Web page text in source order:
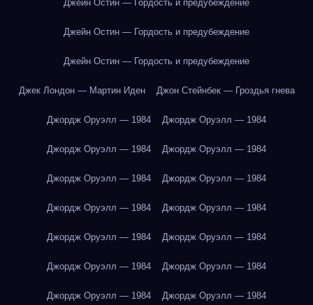
Джейн Остин — Гордость и предубеждение
Джейн Остин — Гордость и предубеждение
Джейн Остин — Гордость и предубеждение
Джек Лондон — Мартин Иден Джон Стейнбек — Гроздья гнева
Джордж Оруэлл — 1984 Джордж Оруэлл — 1984
Джордж Оруэлл — 1984 Джордж Оруэлл — 1984
Джордж Оруэлл — 1984 Джордж Оруэлл — 1984
Джордж Оруэлл — 1984 Джордж Оруэлл — 1984
Джордж Оруэлл — 1984 Джордж Оруэлл — 1984
Джордж Оруэлл — 1984 Джордж Оруэлл — 1984
Джордж Оруэлл — 1984 Джордж Оруэлл — 1984